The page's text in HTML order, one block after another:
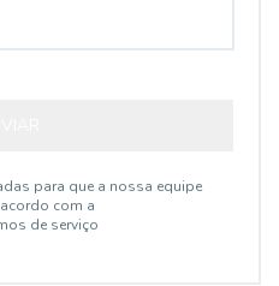
para que a nossa equipe
com a
de serviço